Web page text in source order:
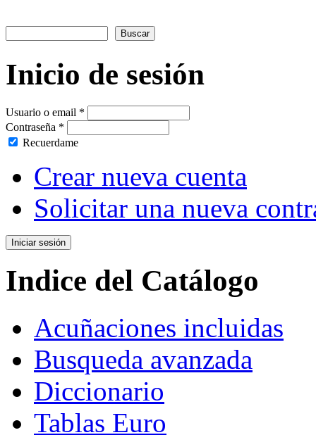
Formulario de búsqueda
Inicio de sesión
Usuario o email *
Contraseña *
Recuerdame
Crear nueva cuenta
Solicitar una nueva
Indice del Catálogo
Acuñaciones incluidas
Busqueda avanzada
Diccionario
Tablas Euro